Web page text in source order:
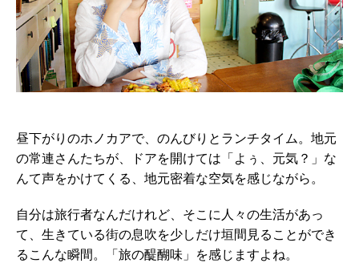
昼下がりのホノカアで、のんびりとランチタイム。地元
の常連さんたちが、ドアを開けては「よぅ、元気？」な
んて声をかけてくる、地元密着な空気を感じながら。
自分は旅行者なんだけれど、そこに人々の生活があっ
て、生きている街の息吹を少しだけ垣間見ることができ
るこんな瞬間。「旅の醍醐味」を感じますよね。